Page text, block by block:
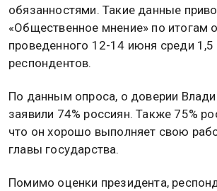
обязанностями. Такие данные
«Общественное мнение» по итогам
проведенного 12-14 июня среди 1,5
респондентов.
По данным опроса, о доверии
заявили 74% россиян. Также 75%
что он хорошо выполняет свою
главы государства.
Помимо оценки президента,